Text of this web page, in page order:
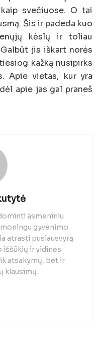
svečiuose. O tai
Šis ir padeda kuo
kėslų ir toliau
jis iškart norės
kažką nusipirks
Apie vietas, kur yra
apie jas gal praneš
asmeniniu
gyvenimo
atrasti pusiausvyrą
ir vidinės
atsakymų, bet ir
klausimų.